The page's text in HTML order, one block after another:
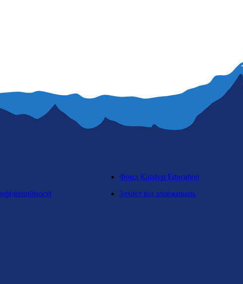
Фонд Katalyst Education
Захист від зловживань